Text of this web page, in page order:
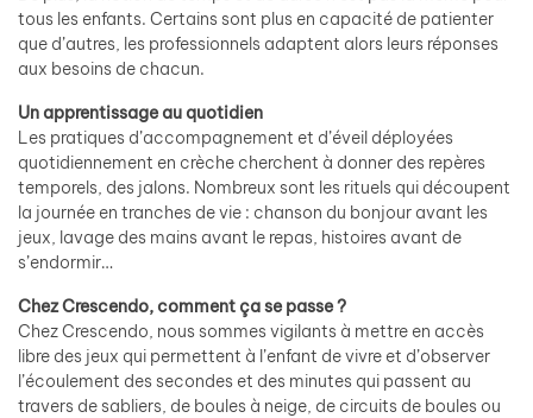
tous les enfants. Certains sont plus en capacité de patienter
que d’autres, les professionnels adaptent alors leurs réponses
aux besoins de chacun.
Un apprentissage au quotidien
Les pratiques d’accompagnement et d’éveil déployées
quotidiennement en crèche cherchent à donner des repères
temporels, des jalons. Nombreux sont les rituels qui découpent
la journée en tranches de vie : chanson du bonjour avant les
jeux, lavage des mains avant le repas, histoires avant de
s’endormir…
Chez Crescendo, comment ça se passe ?
Chez Crescendo, nous sommes vigilants à mettre en accès
libre des jeux qui permettent à l’enfant de vivre et d’observer
l’écoulement des secondes et des minutes qui passent au
travers de sabliers, de boules à neige, de circuits de boules ou